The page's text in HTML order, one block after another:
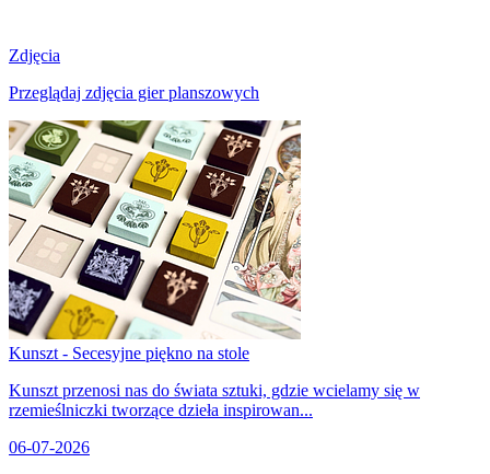
Zdjęcia
Przeglądaj zdjęcia gier planszowych
Kunszt - Secesyjne piękno na stole
Kunszt przenosi nas do świata sztuki, gdzie wcielamy się w
rzemieślniczki tworzące dzieła inspirowan...
06-07-2026